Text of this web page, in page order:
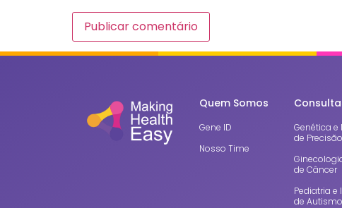
Quem Somos
Gene ID
Nosso Time
Genética e
de Precisão
de Câncer
Pediatria
de